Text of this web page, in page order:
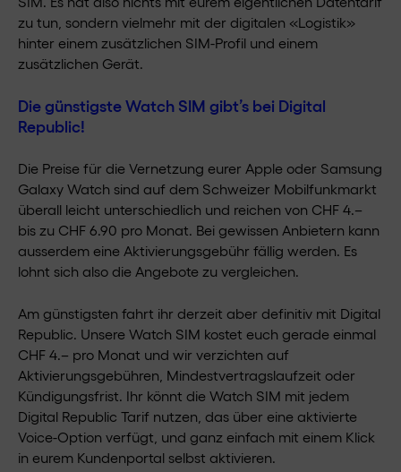
zu tun, sondern vielmehr mit der digitalen «Logistik»
hinter einem zusätzlichen SIM-Profil und einem
zusätzlichen Gerät.
Die günstigste Watch SIM gibt’s bei Digital
Republic!
Die Preise für die Vernetzung eurer Apple oder Samsung
Galaxy Watch sind auf dem Schweizer Mobilfunkmarkt
überall leicht unterschiedlich und reichen von CHF 4.–
bis zu CHF 6.90 pro Monat. Bei gewissen Anbietern kann
ausserdem eine Aktivierungsgebühr fällig werden. Es
lohnt sich also die Angebote zu vergleichen.
Am günstigsten fahrt ihr derzeit aber definitiv mit Digital
Republic. Unsere Watch SIM kostet euch gerade einmal
CHF 4.– pro Monat und wir verzichten auf
Aktivierungsgebühren, Mindestvertragslaufzeit oder
Kündigungsfrist. Ihr könnt die Watch SIM mit jedem
Digital Republic Tarif nutzen, das über eine aktivierte
Voice-Option verfügt, und ganz einfach mit einem Klick
in eurem Kundenportal selbst aktivieren.